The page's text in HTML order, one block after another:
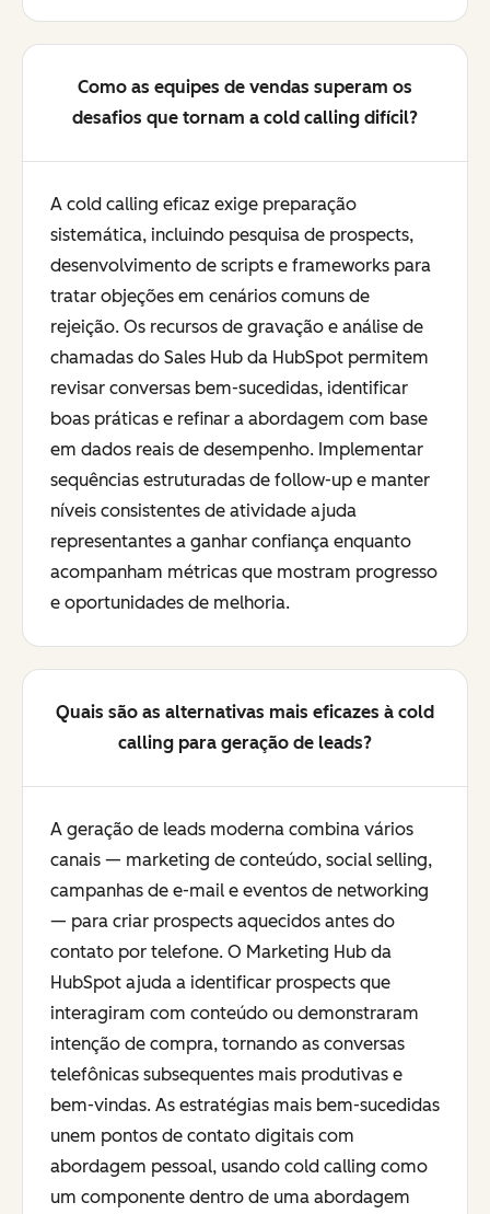
Como as equipes de vendas superam os
desafios que tornam a cold calling difícil?
A cold calling eficaz exige preparação
sistemática, incluindo pesquisa de prospects,
desenvolvimento de scripts e frameworks para
tratar objeções em cenários comuns de
rejeição. Os recursos de gravação e análise de
chamadas do Sales Hub da HubSpot permitem
revisar conversas bem-sucedidas, identificar
boas práticas e refinar a abordagem com base
em dados reais de desempenho. Implementar
sequências estruturadas de follow-up e manter
níveis consistentes de atividade ajuda
representantes a ganhar confiança enquanto
acompanham métricas que mostram progresso
e oportunidades de melhoria.
Quais são as alternativas mais eficazes à cold
calling para geração de leads?
A geração de leads moderna combina vários
canais — marketing de conteúdo, social selling,
campanhas de e-mail e eventos de networking
— para criar prospects aquecidos antes do
contato por telefone. O Marketing Hub da
HubSpot ajuda a identificar prospects que
interagiram com conteúdo ou demonstraram
intenção de compra, tornando as conversas
telefônicas subsequentes mais produtivas e
bem-vindas. As estratégias mais bem-sucedidas
unem pontos de contato digitais com
abordagem pessoal, usando cold calling como
um componente dentro de uma abordagem